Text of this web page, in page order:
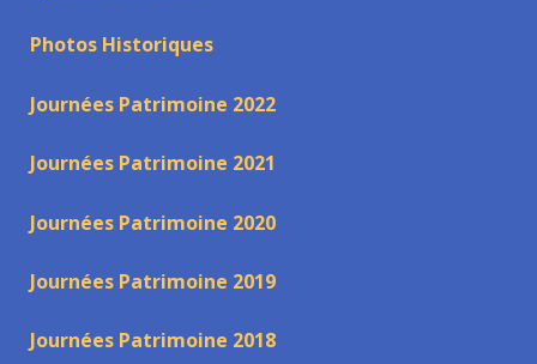
Photos Historiques
Journées Patrimoine 2022
Journées Patrimoine 2021
Journées Patrimoine 2020
Journées Patrimoine 2019
Journées Patrimoine 2018